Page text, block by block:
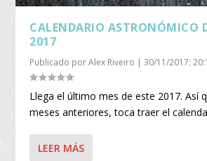
CALENDARIO ASTRONÓMICO
2017
Publicado porAlex Riveiro |30/11/2017;
Llega el último mes de este 2017. Así
meses anteriores, toca traer el
LEER MÁS